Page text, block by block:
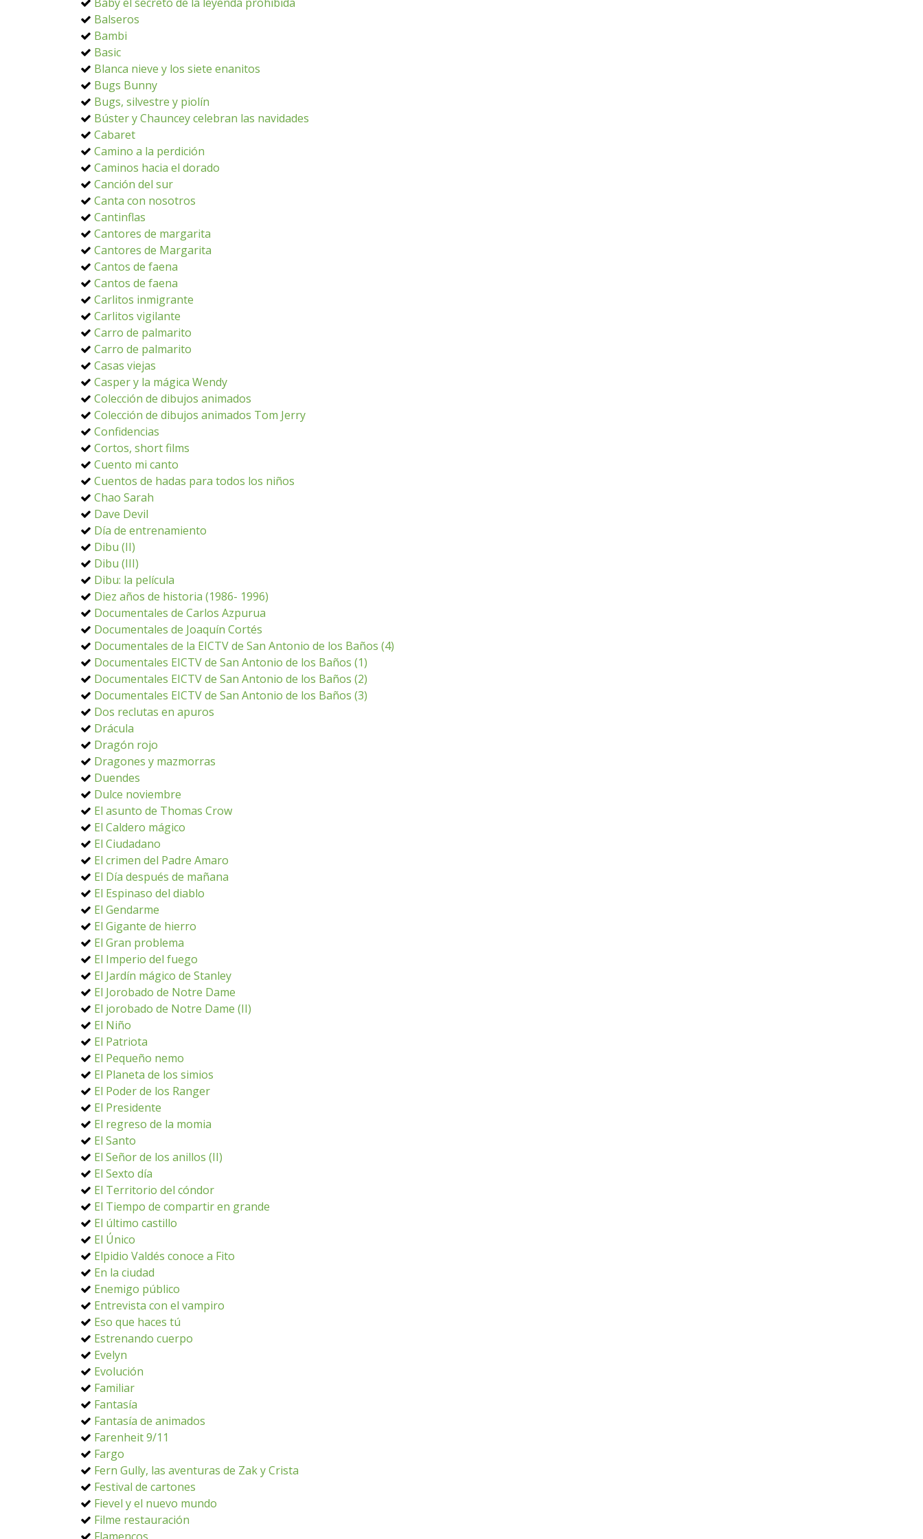
Balseros
Bambi
Basic
Blanca nieve y los siete enanitos
Bugs Bunny
Bugs, silvestre y piolín
Búster y Chauncey celebran las navidades
Cabaret
Camino a la perdición
Caminos hacia el dorado
Canción del sur
Canta con nosotros
Cantinflas
Cantores de margarita
Cantores de Margarita
Cantos de faena
Cantos de faena
Carlitos inmigrante
Carlitos vigilante
Carro de palmarito
Carro de palmarito
Casas viejas
Casper y la mágica Wendy
Colección de dibujos animados
Colección de dibujos animados Tom Jerry
Confidencias
Cortos, short films
Cuento mi canto
Cuentos de hadas para todos los niños
Chao Sarah
Dave Devil
Día de entrenamiento
Dibu (II)
Dibu (III)
Dibu: la película
Diez años de historia (1986- 1996)
Documentales de Carlos Azpurua
Documentales de Joaquín Cortés
Documentales de la EICTV de San Antonio de los Baños (4)
Documentales EICTV de San Antonio de los Baños (1)
Documentales EICTV de San Antonio de los Baños (2)
Documentales EICTV de San Antonio de los Baños (3)
Dos reclutas en apuros
Drácula
Dragón rojo
Dragones y mazmorras
Duendes
Dulce noviembre
El asunto de Thomas Crow
El Caldero mágico
El Ciudadano
El crimen del Padre Amaro
El Día después de mañana
El Espinaso del diablo
El Gendarme
El Gigante de hierro
El Gran problema
El Imperio del fuego
El Jardín mágico de Stanley
El Jorobado de Notre Dame
El jorobado de Notre Dame (II)
El Niño
El Patriota
El Pequeño nemo
El Planeta de los simios
El Poder de los Ranger
El Presidente
El regreso de la momia
El Santo
El Señor de los anillos (II)
El Sexto día
El Territorio del cóndor
El Tiempo de compartir en grande
El último castillo
El Único
Elpidio Valdés conoce a Fito
En la ciudad
Enemigo público
Entrevista con el vampiro
Eso que haces tú
Estrenando cuerpo
Evelyn
Evolución
Familiar
Fantasía
Fantasía de animados
Farenheit 9/11
Fargo
Fern Gully, las aventuras de Zak y Crista
Festival de cartones
Fievel y el nuevo mundo
Filme restauración